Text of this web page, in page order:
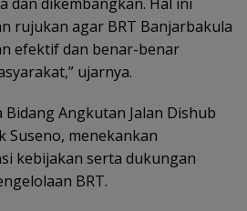
rujukan agar BRT Banjarbakula
efektif dan benar-benar
ujarnya.
Bidang Angkutan Jalan Dishub
Suseno, menekankan
kebijakan serta dukungan
BRT.